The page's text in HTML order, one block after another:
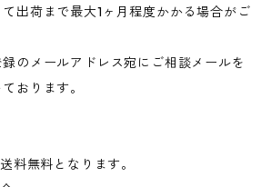
出荷まで最大1ヶ月程度かかる場合がご
のメールアドレス宛にご相談メールを
おります。
料無料となります。